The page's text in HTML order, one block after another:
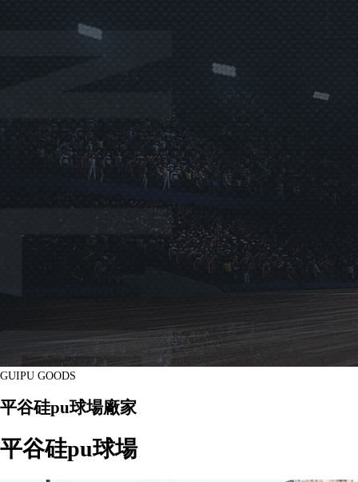
GUIPU GOODS
平谷硅pu球場廠家
平谷硅pu球場